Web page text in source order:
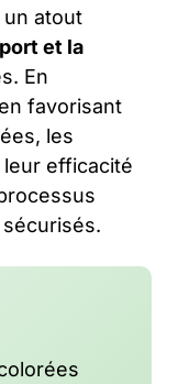
atout
et la
En
favorisant
les
efficacité